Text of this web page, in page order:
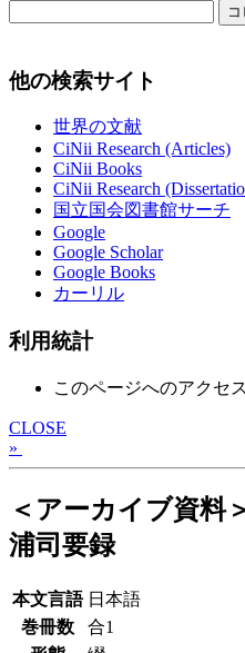
他の検索サイト
世界の文献
CiNii Research (Articles)
CiNii Books
CiNii Research
国立国会図書館サーチ
Google
Google Scholar
Google Books
カーリル
利用統計
このページへのアクセ
CLOSE
»
＜アーカイブ資料
浦司要録
本文言語 日本語
巻冊数
合1